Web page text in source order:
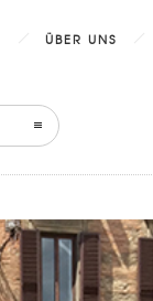
ÜBER UNS